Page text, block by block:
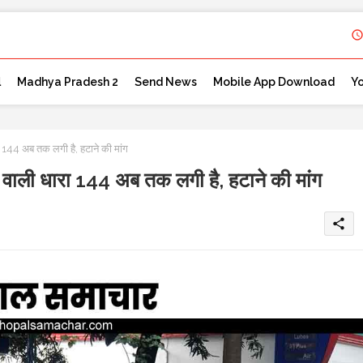
Madhya Pradesh 2 Send News Mobile App Download
144 अब तक लगी है, हटाने की मांग
धारा 144 अब तक लगी है, हटाने की मांग
share